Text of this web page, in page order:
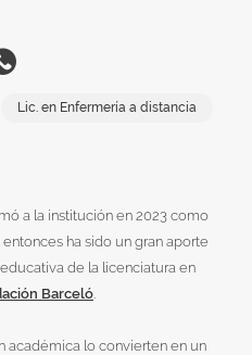
Whatsapp
Lic. en Enfermería a distancia
a la institución en 2023 como
ha sido un gran aporte
de la licenciatura en
Barceló.
académica lo convierten en un